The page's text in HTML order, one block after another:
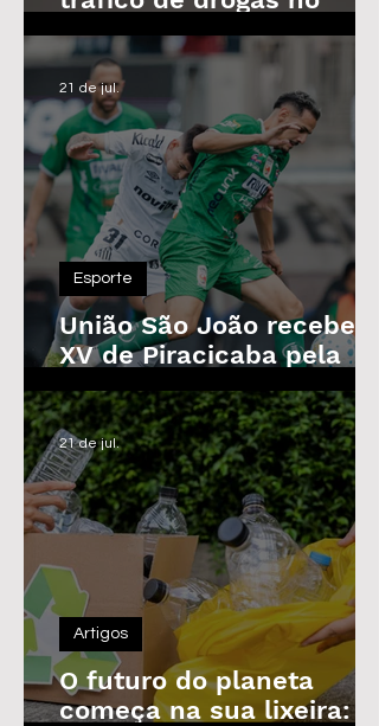
Parque das Árvores, em
Araras
União São João recebe o
XV de Piracicaba pela
Copa Paulista nesta
quarta-feira
Esporte
21 de jul.
O futuro do planeta
começa na sua lixeira: o
Artigos
21 de jul.